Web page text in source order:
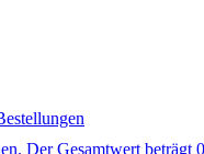
Der Gesamtwert beträgt